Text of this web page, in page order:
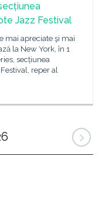
Jazz Festival
mai apreciate şi mai
la New York, în 1
secțiunea
reper al